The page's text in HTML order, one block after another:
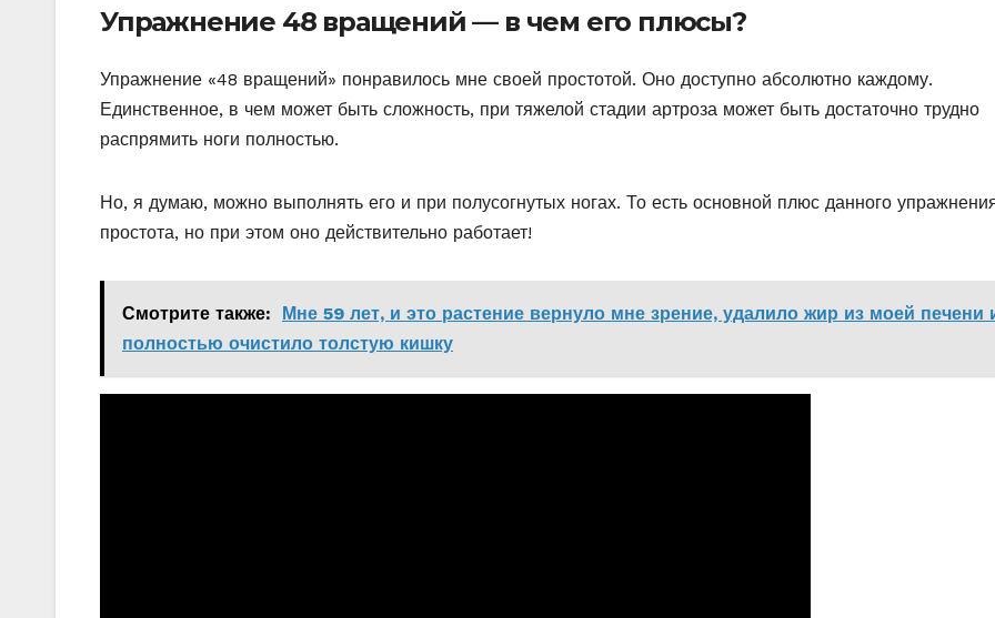
Упражнение 48 вращений — в чем его плюсы?
Упражнение «48 вращений» понравилось мне своей простотой. Оно доступно абсолютно каждому.
Единственное, в чем может быть сложность, при тяжелой стадии артроза может быть достаточно трудно
распрямить ноги полностью.
Но, я думаю, можно выполнять его и при полусогнутых ногах. То есть основной плюс данного
простота, но при этом оно действительно работает!
Смотрите также:
Мне 59 лет, и это растение вернуло мне зрение, удалило жир из моей печени
полностью очистило толстую кишку